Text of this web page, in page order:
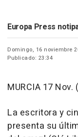
Europa Press
Domingo, 16 noviembre
Publicado: 23:34
MURCIA 17 Nov.
La escritora y
presenta su